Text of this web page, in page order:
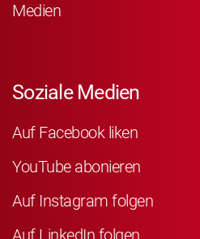
Medien
Soziale Medien
Auf Facebook liken
YouTube abonieren
Auf Instagram folgen
Auf LinkedIn folgen